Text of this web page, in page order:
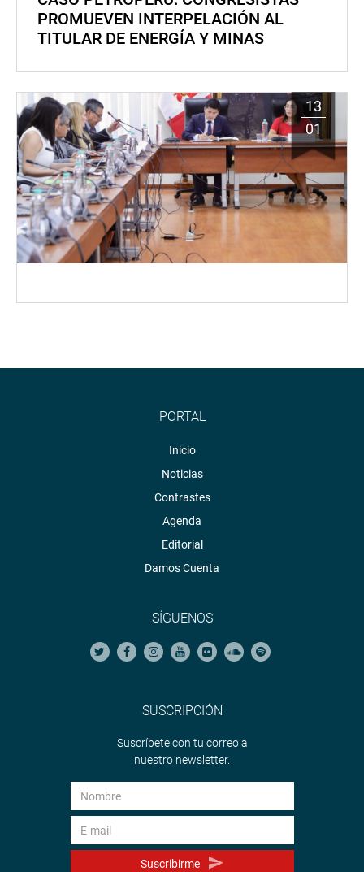
PROMUEVEN INTERPELACIÓN AL
TITULAR DE ENERGÍA Y MINAS
13
01
PORTAL
Inicio
Noticias
Contrastes
Agenda
Editorial
Damos Cuenta
SÍGUENOS
SUSCRIPCIÓN
Suscríbete con tu correo a
nuestro newsletter.
Suscribirme